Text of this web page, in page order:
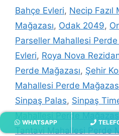
Bahçe Evleri, Necip Fazıl
Mağazası, Odak 2049,
Parseller Mahallesi Perde
Evleri, Roya Nova
Perde Mağazası, Şehir
Mahallesi Perde
Sinpaş Palas, Sinpaş
Tantavi Mahallesi Perde
WHATSAPP